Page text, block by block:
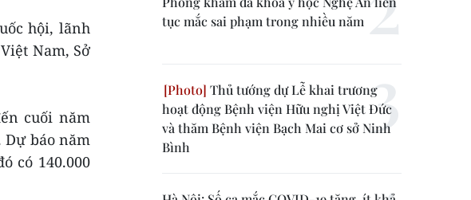
hội, lãnh
Nam, Sở
cuối năm
Dự báo năm
có 140.000
tục mắc sai phạm trong nhiều năm
Thủ tướng dự Lễ khai trương
hoạt động Bệnh viện Hữu nghị Việt Đức
và thăm Bệnh viện Bạch Mai cơ sở Ninh
Bình